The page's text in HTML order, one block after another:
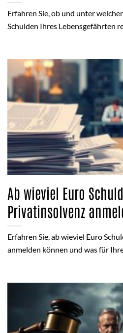
Erfahren Sie, ob und unter
Schulden Ihres Lebensgefährten
Ab wieviel Euro
Privatinsolvenz
Erfahren Sie, ab wieviel Euro
anmelden können und was für Ihre